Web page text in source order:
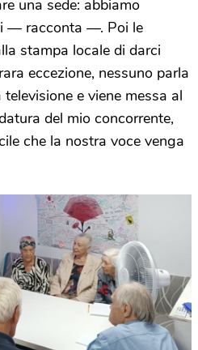
una sede: abbiamo
— racconta —. Poi le
stampa locale di darci
eccezione, nessuno parla
e viene messa al
del mio concorrente,
che la nostra voce venga